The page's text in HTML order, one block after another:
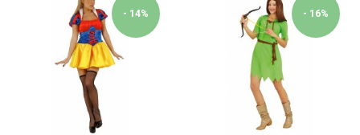
- 14% - 16%